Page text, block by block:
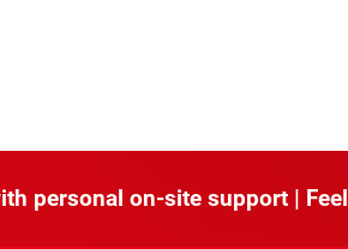
personal on-site support |